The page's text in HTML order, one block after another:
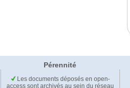
Pérennité
Les documents déposés en open-
access sont archivés au sein du réseau